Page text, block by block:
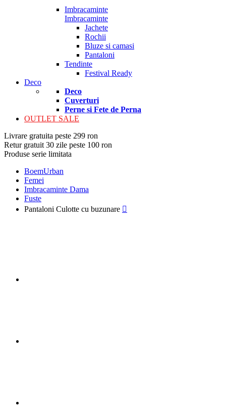
Imbracaminte
Imbracaminte
Jachete
Rochii
Bluze si camasi
Pantaloni
Tendinte
Festival Ready
Deco
Deco
Cuverturi
Perne si Fete de Perna
OUTLET SALE
Livrare gratuita peste 299 ron
Retur gratuit 30 zile peste 100 ron
Produse serie limitata
BoemUrban
Femei
Imbracaminte Dama
Fuste
Pantaloni Culotte cu buzunare 